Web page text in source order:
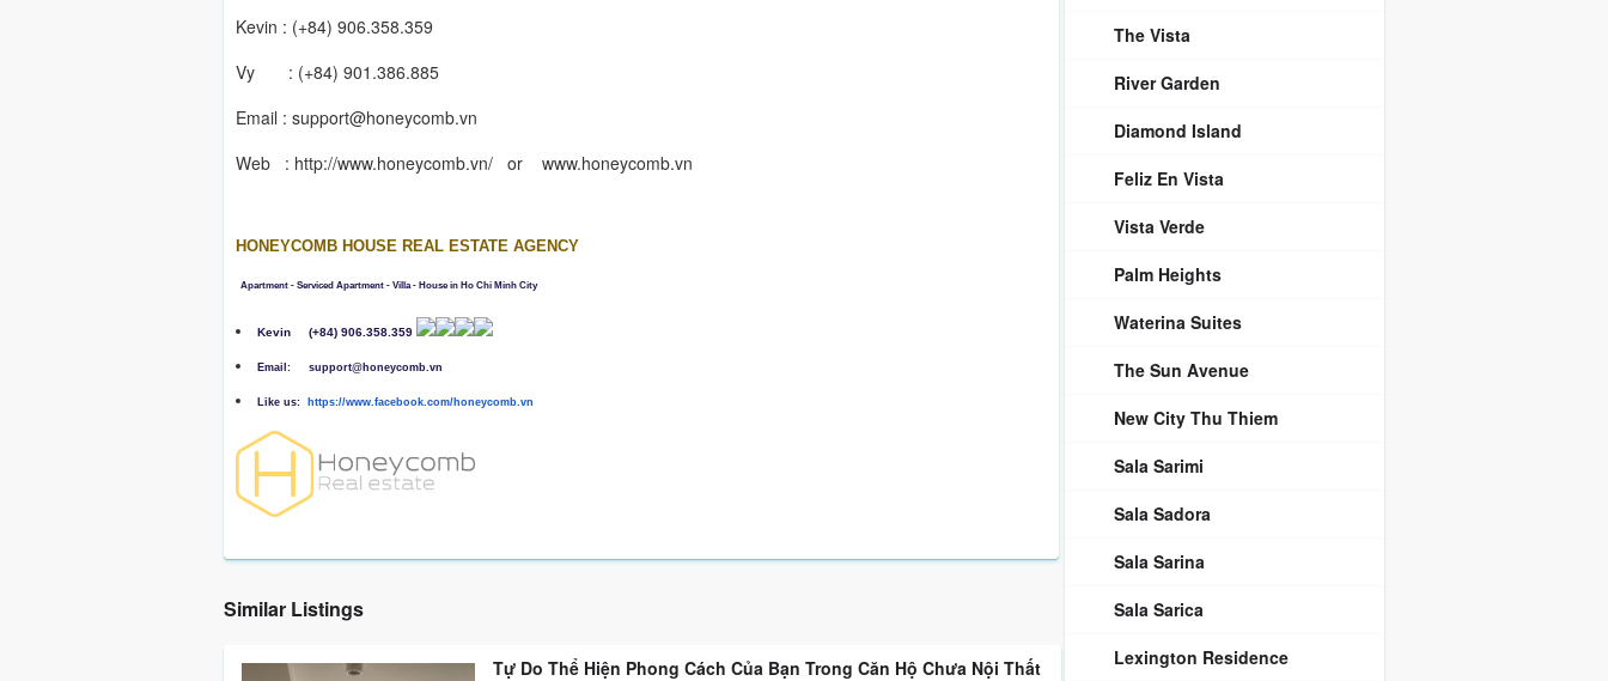
Kevin : (+84) 906.358.359
Vy : (+84) 901.386.885
Email : support@honeycomb.vn
Web : http://www.honeycomb.vn/ or www.honeycomb.vn
HONEYCOMB HOUSE REAL ESTATE AGENCY
Apartment - Serviced Apartment - Villa - House in Ho Chi Minh City
Kevin (+84) 906.358.359
Email: support@honeycomb.vn
Like us: https://www.facebook.com/honeycomb.vn
Similar Listings
Tự Do Thể Hiện Phong Cách Của Bạn Trong Căn Hộ Chưa Nội Thất
The Vista
River Garden
Diamond Island
Feliz En Vista
Vista Verde
Palm Heights
Waterina Suites
The Sun Avenue
New City Thu Thiem
Sala Sarimi
Sala Sadora
Sala Sarina
Sala Sarica
Lexington Residence